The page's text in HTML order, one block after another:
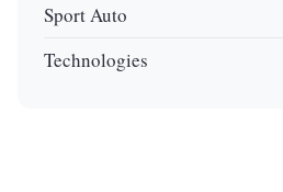
Sport Auto
Technologies